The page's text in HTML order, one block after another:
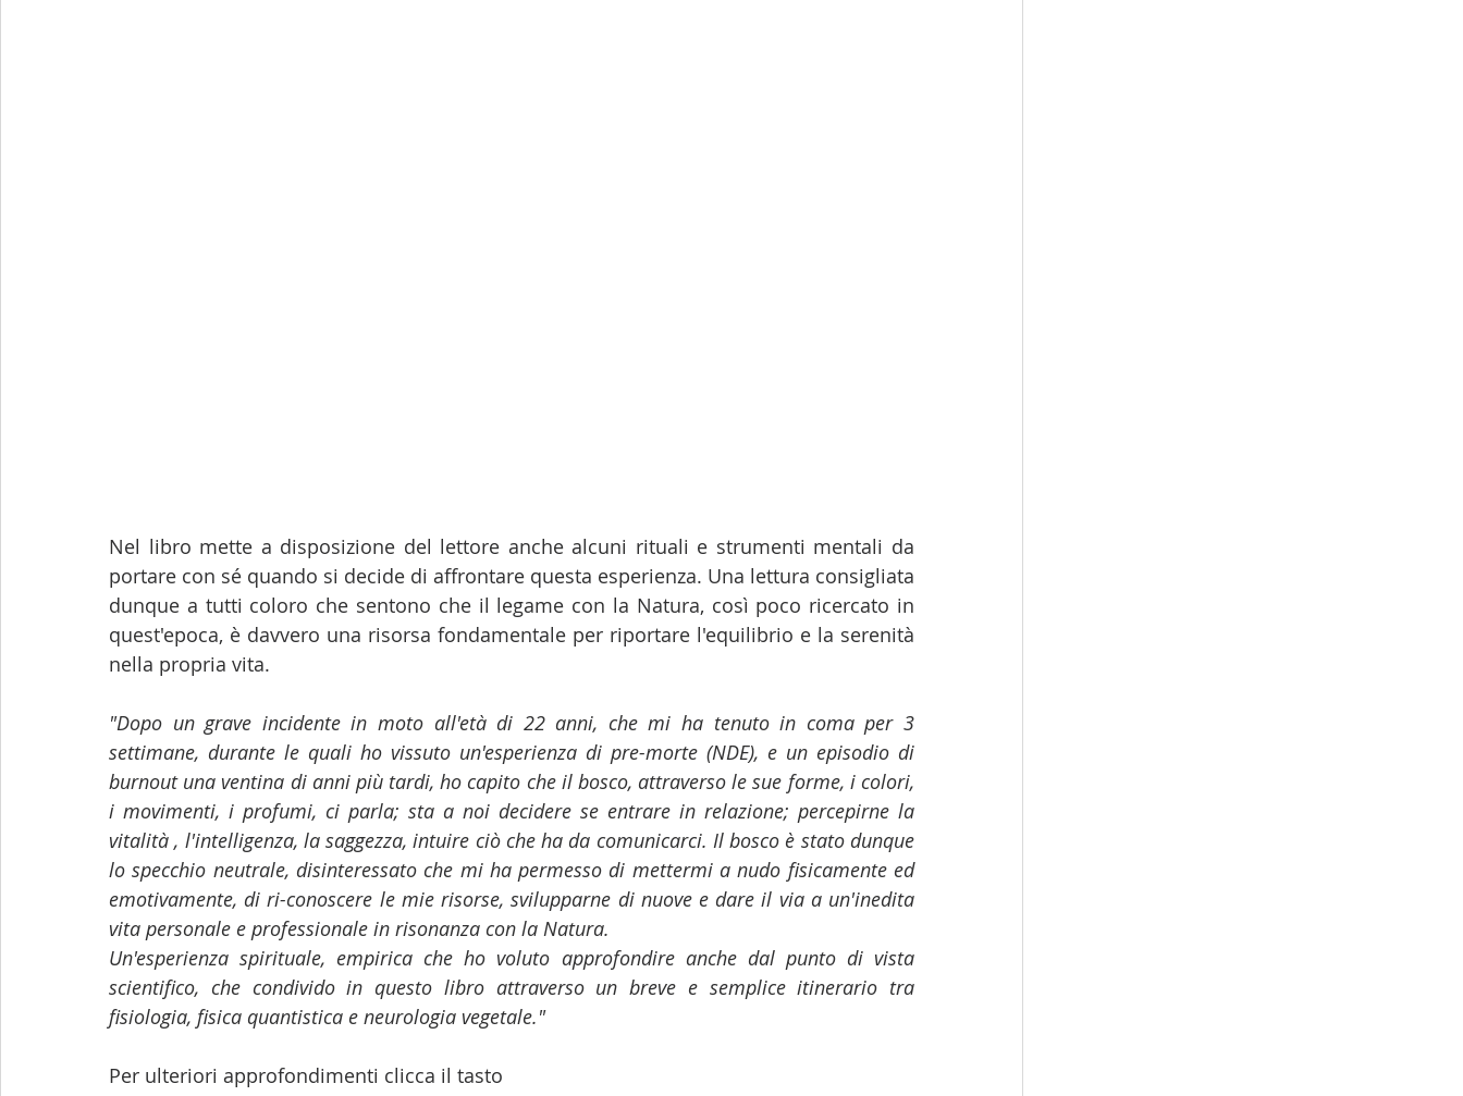
Nel libro mette a disposizione del lettore anche alcuni rituali e strumenti mentali da
portare con sé quando si decide di affrontare questa esperienza. Una lettura consigliata
dunque a tutti coloro che sentono che il legame con la Natura, così poco ricercato in
quest'epoca, è davvero una risorsa fondamentale per riportare l'equilibrio e la serenità
nella propria vita.
"Dopo un grave incidente in moto all'età di 22 anni, che mi ha tenuto in coma per 3
settimane, durante le quali ho vissuto un'esperienza di pre-morte (NDE), e un episodio di
burnout una ventina di anni più tardi, ho capito che il bosco, attraverso le sue forme, i colori,
i movimenti, i profumi, ci parla; sta a noi decidere se entrare in relazione; percepirne la
vitalità , l'intelligenza, la saggezza, intuire ciò che ha da comunicarci. Il bosco è stato dunque
lo specchio neutrale, disinteressato che mi ha permesso di mettermi a nudo fisicamente ed
emotivamente, di ri-conoscere le mie risorse, svilupparne di nuove e dare il via a un'inedita
vita personale e professionale in risonanza con la Natura.
Un'esperienza spirituale, empirica che ho voluto approfondire anche dal punto di vista
scientifico, che condivido in questo libro attraverso un breve e semplice itinerario tra
fisiologia, fisica quantistica e neurologia vegetale."
Per ulteriori approfondimenti clicca il tasto